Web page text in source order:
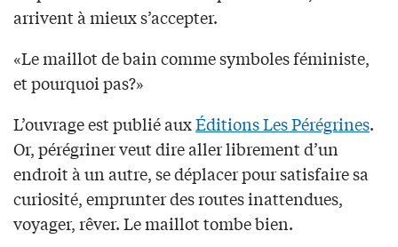
arrivent à mieux s’accepter.
«Le maillot de bain comme symboles féministe,
et pourquoi pas?»
L’ouvrage est publié auxÉditions Les Pérégrines.
Or, pérégriner veut dire aller librement d’un
endroit à un autre, se déplacer pour satisfaire sa
curiosité, emprunter des routes inattendues,
voyager, rêver. Le maillot tombe bien.